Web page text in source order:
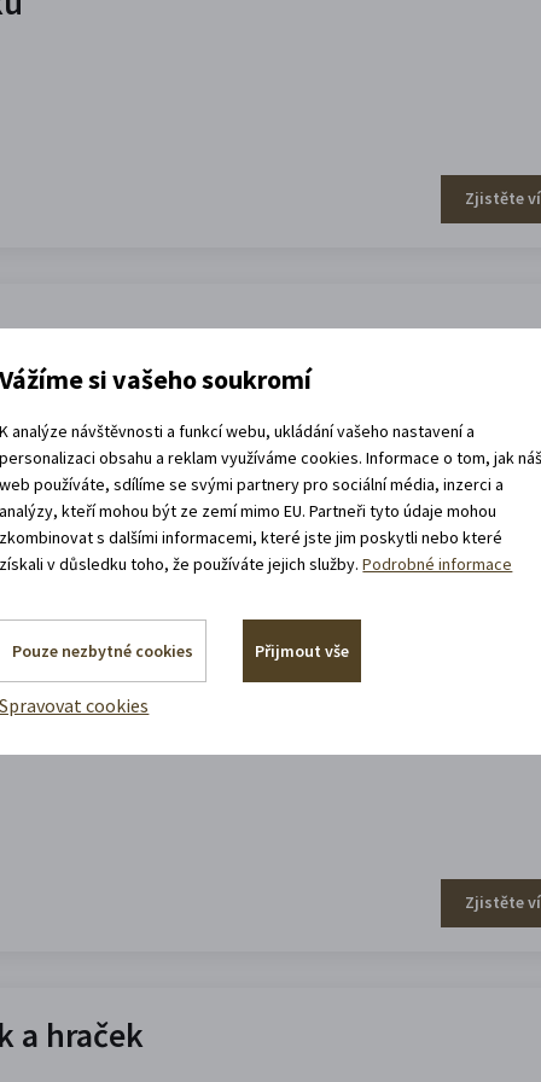
Zjistěte
Zjistěte
Váchala
Zjistěte
a hraček
Vážíme si vašeho soukromí
K analýze návštěvnosti a funkcí webu, ukládání vašeho nastavení a
personalizaci obsahu a reklam využíváme cookies. Informace o tom, jak
web používáte, sdílíme se svými partnery pro sociální média, inzerci a
analýzy, kteří mohou být ze zemí mimo EU. Partneři tyto údaje mohou
zkombinovat s dalšími informacemi, které jste jim poskytli nebo které
získali v důsledku toho, že používáte jejich služby.Podrobné informace
Pouze nezbytné cookies Přijmout vše
Spravovat cookies